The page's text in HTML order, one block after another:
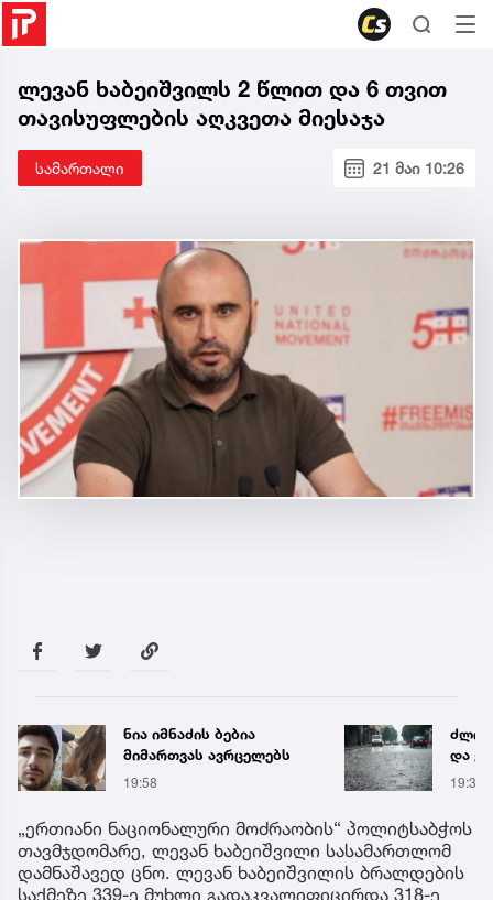
ლევან ხაბეიშვილს 2 წლით და 6 თვით
თავისუფლების აღკვეთა მიესაჯა
სამართალი 21 მაი 10:26
ნია იმნაძის ბებია
მიმართვას ავრცელებს
19:58
და
19:38
„ერთიანი ნაციონალური მოძრაობის“ პოლიტსაბჭოს
თავმჯდომარე, ლევან ხაბეიშვილი სასამართლომ
დამნაშავედ ცნო. ლევან ხაბეიშვილის ბრალდების
საქმეზე 339-ე მუხლი გადაკვალიფიცირდა 318-ე